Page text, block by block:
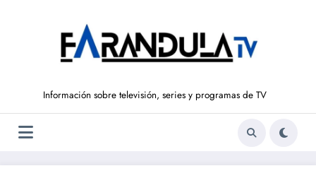
Información sobre televisión, series y programas de TV